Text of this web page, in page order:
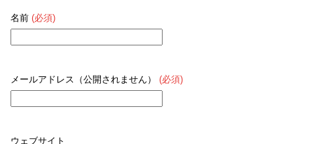
名前 (必須)
メールアドレス（公開されません） (必須)
ウェブサイト